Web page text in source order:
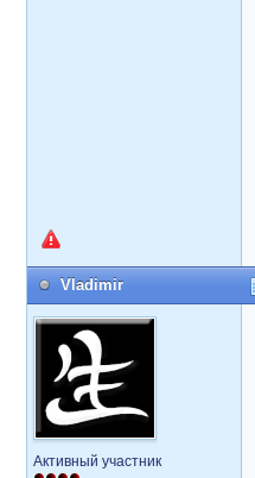
Vladimir
Активный участник